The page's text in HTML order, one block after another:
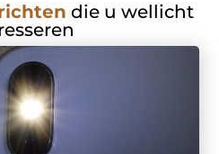
die u wellicht